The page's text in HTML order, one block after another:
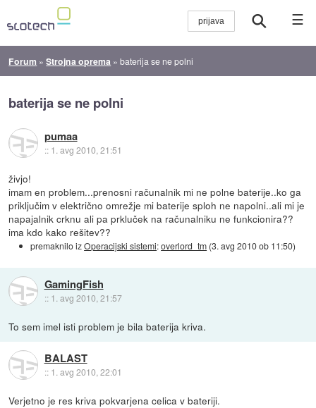
☰
Forum »Strojna oprema »baterija se ne polni
baterija se ne polni
pumaa
:: 1. avg 2010, 21:51
živjo!
imam en problem...prenosni računalnik mi ne polne baterije..ko ga
priključim v električno omrežje mi baterije sploh ne napolni..ali mi je
napajalnik crknu ali pa prkluček na računalniku ne funkcionira??
ima kdo kako rešitev??
premaknilo izOperacijski sistemi:overlord_tm (3. avg 2010 ob 11:50)
GamingFish
:: 1. avg 2010, 21:57
To sem imel isti problem je bila baterija kriva.
BALAST
:: 1. avg 2010, 22:01
Verjetno je res kriva pokvarjena celica v bateriji.